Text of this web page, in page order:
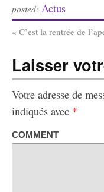
posted: Actus
« C’est la rentrée de
Laisser
Votre adresse de
indiqués avec *
COMMENT